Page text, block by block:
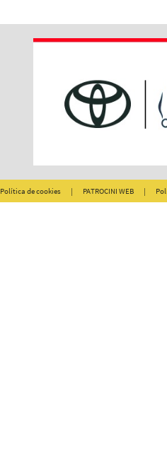
Política de cookies | PATROCINI WEB |